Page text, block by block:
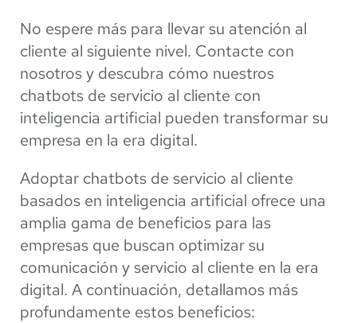
No espere más para llevar su atención al
cliente al siguiente nivel. Contacte con
nosotros y descubra cómo nuestros
chatbots de servicio al cliente con
inteligencia artificial pueden transformar su
empresa en la era digital.
Adoptar chatbots de servicio al cliente
basados en inteligencia artificial ofrece una
amplia gama de beneficios para las
empresas que buscan optimizar su
comunicación y servicio al cliente en la era
digital. A continuación, detallamos más
profundamente estos beneficios: